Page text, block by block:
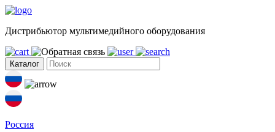
Дистрибьютор мультимедийного оборудования
Каталог
Россия